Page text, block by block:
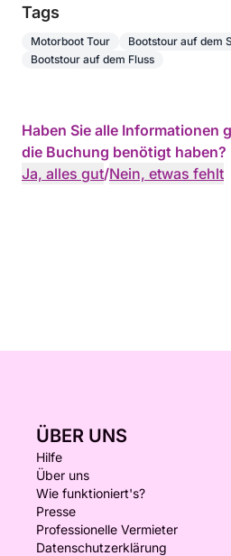
Tags
Motorboot Tour
Bootstour auf dem
Bootstour auf dem Fluss
Haben Sie alle Informationen
die Buchung benötigt haben?
Ja, alles gut/Nein, etwas fehlt
ÜBER UNS
Hilfe
Über uns
Wie funktioniert's?
Presse
Professionelle Vermieter
Datenschutzerklärung